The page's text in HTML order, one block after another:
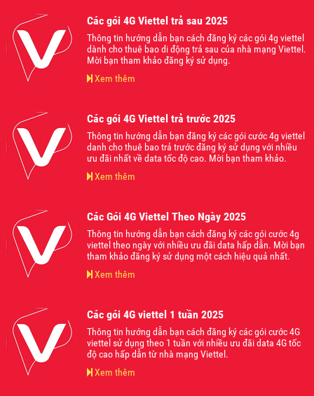
Các gói 4G Viettel trả sau 2025
Thông tin hướng dẫn bạn cách đăng ký các gói 4g viettel
dành cho thuê bao di động trả sau của nhà mạng Viettel.
Mời bạn tham khảo đăng ký sử dụng.
Xem thêm
Các gói 4G Viettel trả trước 2025
Thông tin hướng dẫn bạn đăng ký các gói cước 4g viettel
danh cho thuê bao trả trước đăng ký sử dụng với nhiều
ưu đãi nhất về data tốc độ cao. Mời bạn tham khảo.
Xem thêm
Các Gói 4G Viettel Theo Ngày 2025
Thông tin hướng dẫn bạn cách đăng ký các gói cước 4g
viettel theo ngày với nhiều ưu đãi data hấp dẫn. Mời bạn
tham khảo đăng ký sử dụng một cách hiệu quả nhất.
Xem thêm
Các gói 4G viettel 1 tuần 2025
Thông tin hướng dẫn bạn cách đăng ký các gói cước 4G
viettel sử dụng theo 1 tuần với nhiều ưu đãi data 4G tốc
độ cao hấp dẫn từ nhà mạng Viettel.
Xem thêm